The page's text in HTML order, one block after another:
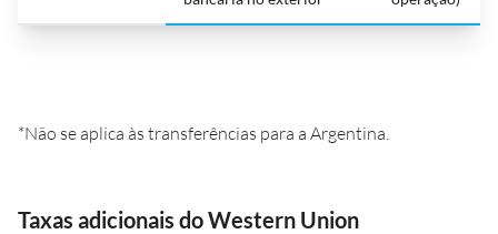
*Não se aplica às transferências para a Argentina.
Taxas adicionais do Western Union